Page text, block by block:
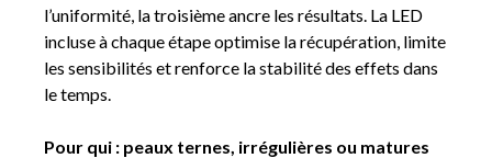
l’uniformité, la troisième ancre les résultats. La LED
incluse à chaque étape optimise la récupération, limite
les sensibilités et renforce la stabilité des effets dans
le temps.
Pour qui : peaux ternes, irrégulières ou matures